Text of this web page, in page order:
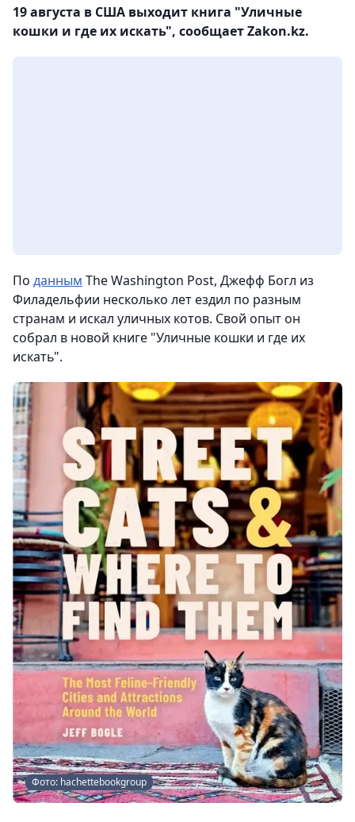
19 августа в США выходит книга "Уличные
кошки и где их искать", сообщает Zakon.kz.
По данным The Washington Post, Джефф Богл из
Филадельфии несколько лет ездил по разным
странам и искал уличных котов. Свой опыт он
собрал в новой книге "Уличные кошки и где их
искать".
Фото: hachettebookgroup